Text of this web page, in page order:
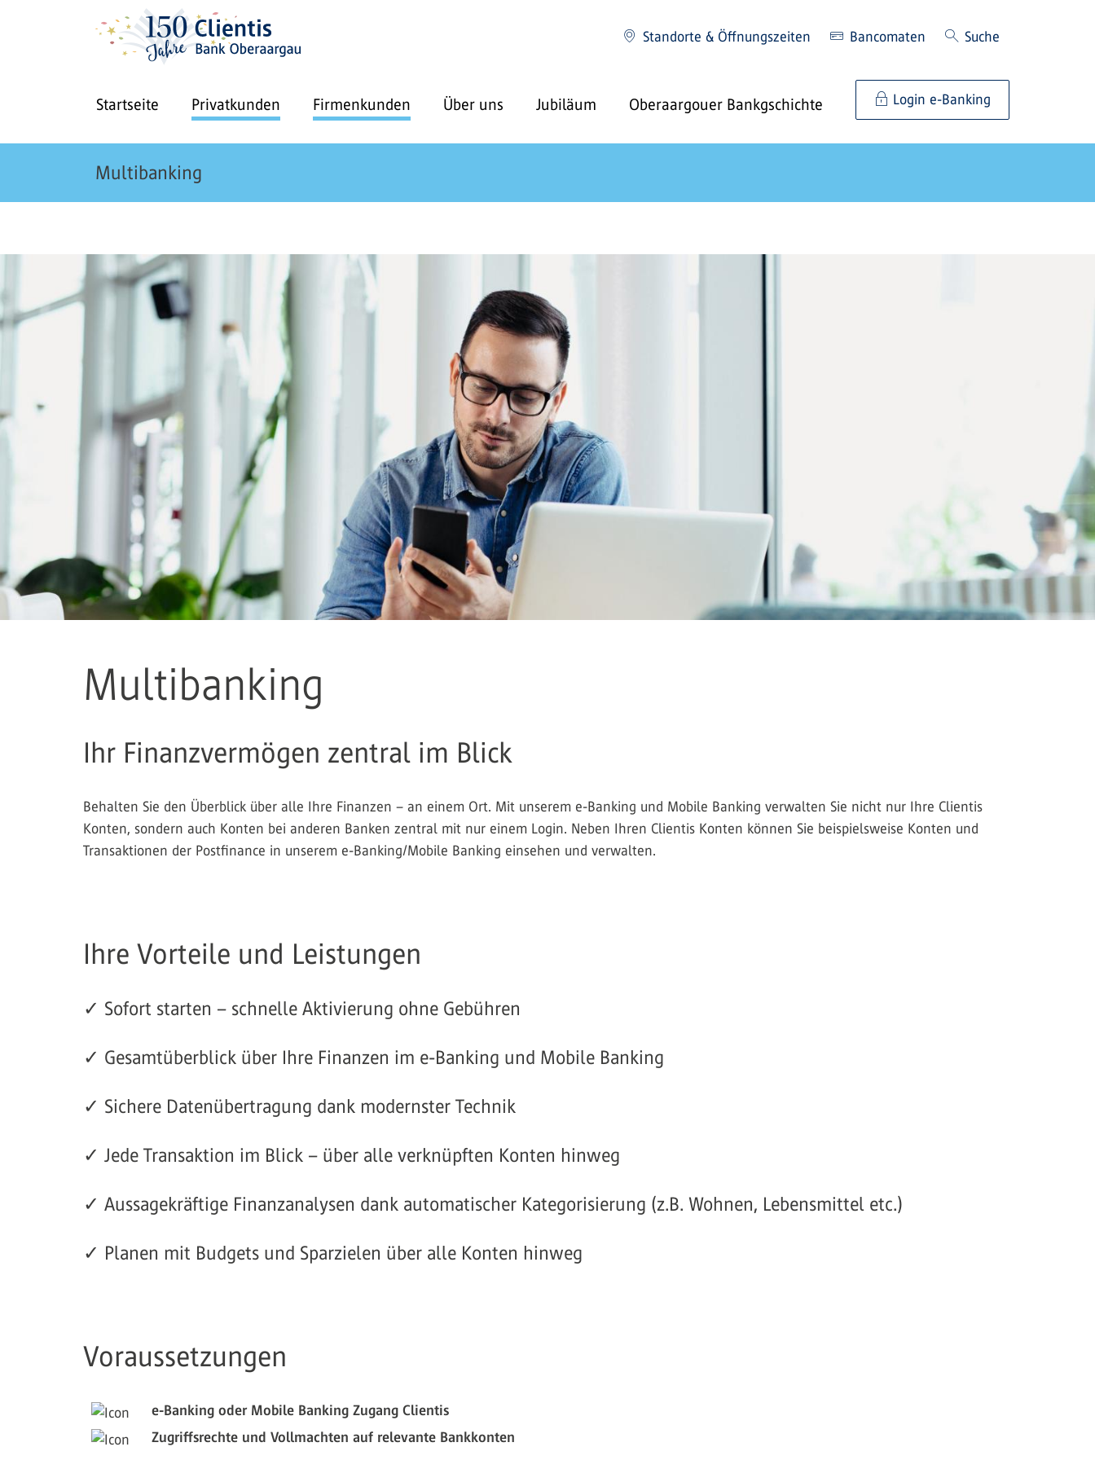
Standorte & Öffnungszeiten Bancomaten Suche
Startseite Privatkunden Firmenkunden Über uns Jubiläum Oberaargouer Bankgschichte Login e-Banking
Multibanking
Multibanking
Ihr Finanzvermögen zentral im Blick
Behalten Sie den Überblick über alle Ihre Finanzen – an einem Ort. Mit unserem e-Banking und Mobile Banking verwalten Sie nicht nur Ihre Clientis
Konten, sondern auch Konten bei anderen Banken zentral mit nur einem Login. Neben Ihren Clientis Konten können Sie beispielsweise Konten und
Transaktionen der Postfinance in unserem e-Banking/Mobile Banking einsehen und verwalten.
Ihre Vorteile und Leistungen
✓ Sofort starten – schnelle Aktivierung ohne Gebühren
✓ Gesamtüberblick über Ihre Finanzen im e-Banking und Mobile Banking
✓ Sichere Datenübertragung dank modernster Technik
✓ Jede Transaktion im Blick – über alle verknüpften Konten hinweg
✓ Aussagekräftige Finanzanalysen dank automatischer Kategorisierung (z.B. Wohnen, Lebensmittel etc.)
✓ Planen mit Budgets und Sparzielen über alle Konten hinweg
Voraussetzungen
e-Banking oder Mobile Banking Zugang Clientis
Zugriffsrechte und Vollmachten auf relevante Bankkonten